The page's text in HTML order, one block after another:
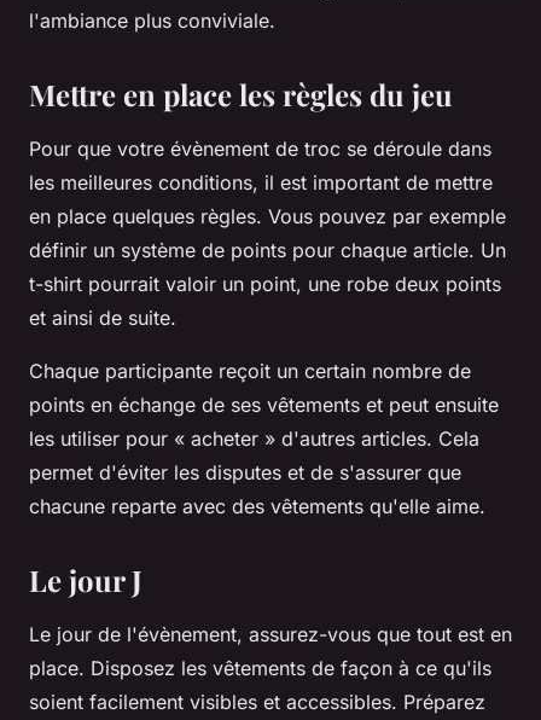
l'ambiance plus conviviale.
Mettre en place les règles du jeu
Pour que votre évènement de troc se déroule dans
les meilleures conditions, il est important de mettre
en place quelques règles. Vous pouvez par exemple
définir un système de points pour chaque article. Un
t-shirt pourrait valoir un point, une robe deux points
et ainsi de suite.
Chaque participante reçoit un certain nombre de
points en échange de ses vêtements et peut ensuite
les utiliser pour « acheter » d'autres articles. Cela
permet d'éviter les disputes et de s'assurer que
chacune reparte avec des vêtements qu'elle aime.
Le jour J
Le jour de l'évènement, assurez-vous que tout est en
place. Disposez les vêtements de façon à ce qu'ils
soient facilement visibles et accessibles. Préparez